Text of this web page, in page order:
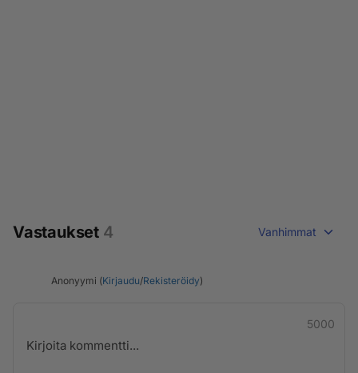
Vastaukset 4 Vanhimmat
Anonyymi (Kirjaudu/Rekisteröidy)
5000